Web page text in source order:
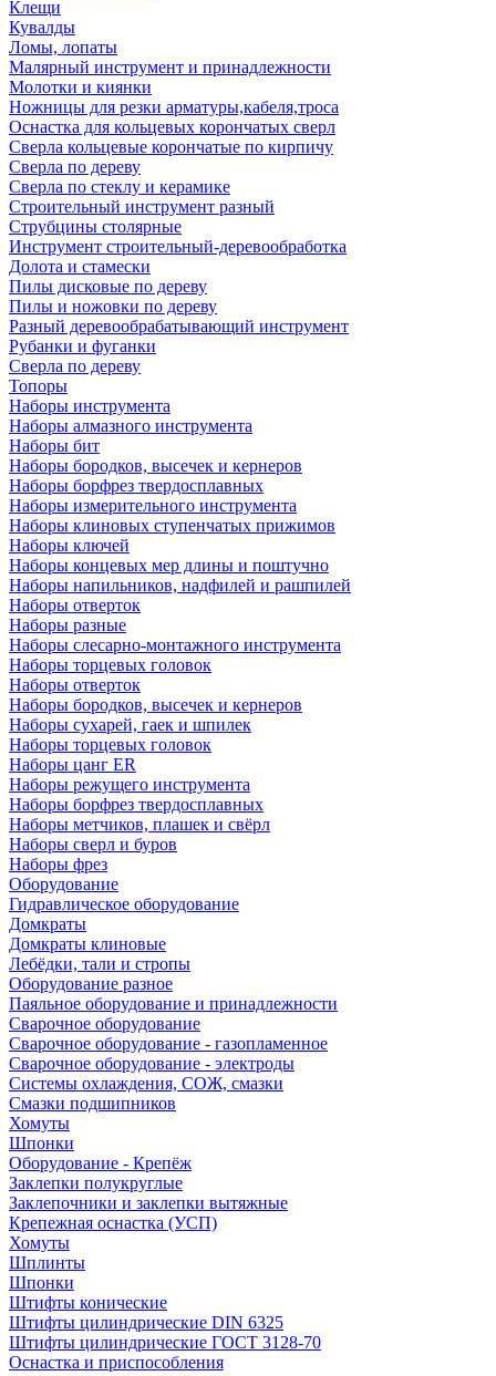
Клещи
Кувалды
Ломы, лопаты
Малярный инструмент и принадлежности
Молотки и киянки
Ножницы для резки арматуры,кабеля,троса
Оснастка для кольцевых корончатых сверл
Сверла кольцевые корончатые по кирпичу
Сверла по дереву
Сверла по стеклу и керамике
Строительный инструмент разный
Струбцины столярные
Инструмент строительный-деревообработка
Долота и стамески
Пилы дисковые по дереву
Пилы и ножовки по дереву
Разный деревообрабатывающий инструмент
Рубанки и фуганки
Сверла по дереву
Топоры
Наборы инструмента
Наборы алмазного инструмента
Наборы бит
Наборы бородков, высечек и кернеров
Наборы борфрез твердосплавных
Наборы измерительного инструмента
Наборы клиновых ступенчатых прижимов
Наборы ключей
Наборы концевых мер длины и поштучно
Наборы напильников, надфилей и рашпилей
Наборы отверток
Наборы разные
Наборы слесарно-монтажного инструмента
Наборы торцевых головок
Наборы отверток
Наборы бородков, высечек и кернеров
Наборы сухарей, гаек и шпилек
Наборы торцевых головок
Наборы цанг ER
Наборы режущего инструмента
Наборы борфрез твердосплавных
Наборы метчиков, плашек и свёрл
Наборы сверл и буров
Наборы фрез
Оборудование
Гидравлическое оборудование
Домкраты
Домкраты клиновые
Лебёдки, тали и стропы
Оборудование разное
Паяльное оборудование и принадлежности
Сварочное оборудование
Сварочное оборудование - газопламенное
Сварочное оборудование - электроды
Системы охлаждения, СОЖ, смазки
Смазки подшипников
Хомуты
Шпонки
Оборудование - Крепёж
Заклепки полукруглые
Заклепочники и заклепки вытяжные
Крепежная оснастка (УСП)
Хомуты
Шплинты
Шпонки
Штифты конические
Штифты цилиндрические DIN 6325
Штифты цилиндрические ГОСТ 3128-70
Оснастка и приспособления